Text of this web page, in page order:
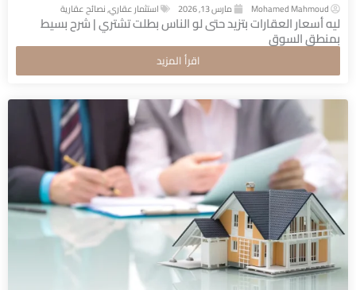
Mohamed Mahmoud مارس 13, 2026 استثمار عقاري,نصائح عقارية
ليه أسعار العقارات بتزيد حتى لو الناس بطلت تشتري | شرح بسيط
بمنطق السوق
اقرأ المزيد